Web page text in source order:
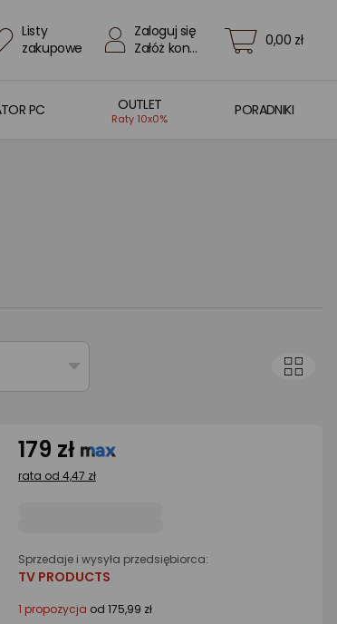
Listy
zakupowe
Zaloguj się
Załóż konto
0,00 zł
PC OUTLET
Raty 10x0%
PORADNIKI
179 zł
rata od 4,47 zł
Sprzedaje i wysyła przedsiębiorca:
TV PRODUCTS
1 propozycja od 175,99 zł